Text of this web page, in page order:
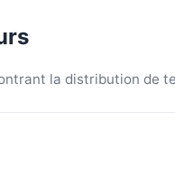
la distribution de